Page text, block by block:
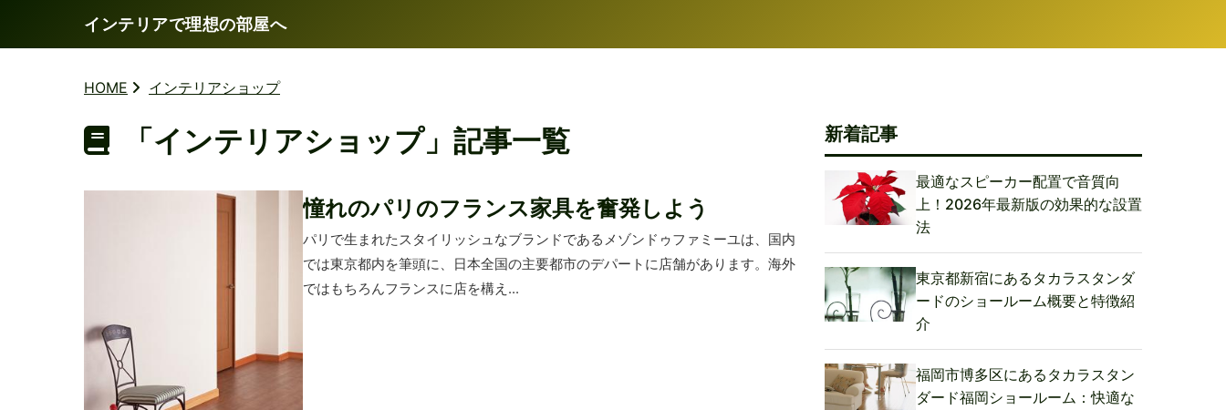
インテリアで理想の部屋へ
HOME インテリアショップ
「インテリアショップ」記事一覧
憧れのパリのフランス家具を奮発しよう
パリで生まれたスタイリッシュなブランドであるメゾンドゥファミーユは、国内
では東京都内を筆頭に、日本全国の主要都市のデパートに店舗があります。海外
ではもちろんフランスに店を構え...
新着記事
最適なスピーカー配置で音質向
上！2026年最新版の効果的な設置
法
東京都新宿にあるタカラスタンダ
ードのショールーム概要と特徴紹
介
福岡市博多区にあるタカラスタン
ダード福岡ショールーム：快適な